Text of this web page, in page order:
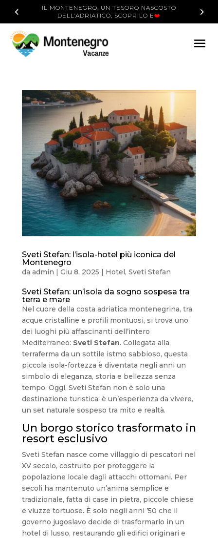
IL MONTENEGRO, UN TESORO NASCOSTO
DELL’ADRIATICO, SCOPRILO E❤️
Sveti Stefan: l’isola-hotel più iconica del
Montenegro
da admin | Giu 8, 2025 | Hotel, Sveti Stefan
Sveti Stefan: un’isola da sogno sospesa tra
terra e mare
Nel cuore della costa adriatica montenegrina, tra
acque cristalline e profili montuosi, si trova uno
dei luoghi più affascinanti dell’intero
Mediterraneo: Sveti Stefan. Collegata alla
terraferma da un sottile istmo sabbioso, questa
piccola isola-fortezza è diventata negli anni un
simbolo di eleganza, storia e bellezza senza
tempo. Oggi, Sveti Stefan non è solo una
destinazione turistica: è un’esperienza da vivere,
un set naturale sospeso tra mito e realtà.
Un borgo storico trasformato in
resort esclusivo
Sveti Stefan nasce come villaggio di pescatori nel
XV secolo, costruito per proteggere la
popolazione locale dagli attacchi ottomani. Per
secoli ha mantenuto un’anima semplice e
tradizionale, fatta di case in pietra, piccole chiese
e viuzze tortuose. È solo negli anni ’50 che il
governo jugoslavo decide di trasformarlo in un
hotel di lusso, restaurando gli edifici originari e